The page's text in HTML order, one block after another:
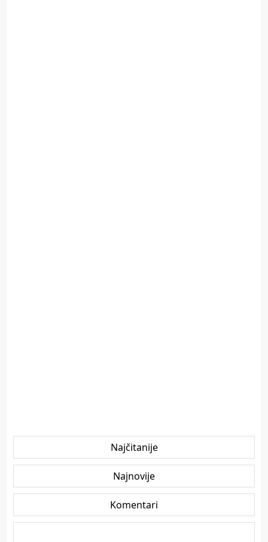
Najčitanije
Najnovije
Komentari